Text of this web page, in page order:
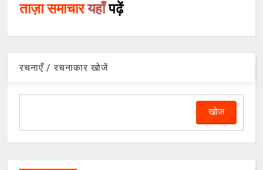
ताज़ा समाचारयहाँपढ़ें
रचनाएँ / रचनाकार खोजें